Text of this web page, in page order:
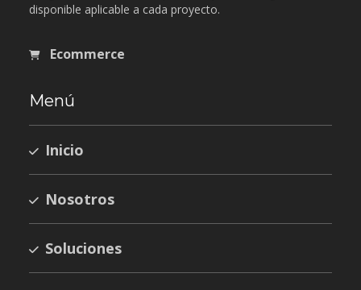
disponible aplicable a cada proyecto.
Ecommerce
Menú
Inicio
Nosotros
Soluciones